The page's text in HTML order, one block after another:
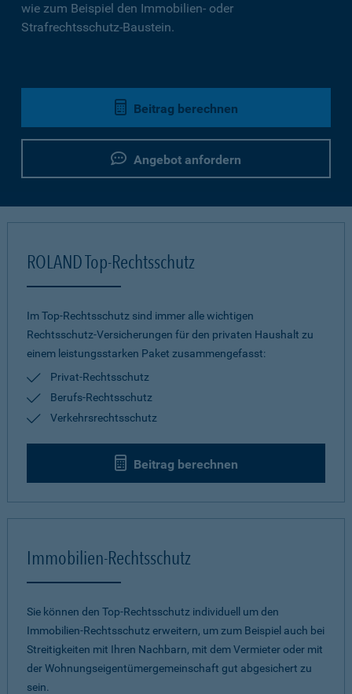
wie zum Beispiel den Immobilien- oder
Strafrechtsschutz-Baustein.
Beitrag berechnen
Angebot anfordern
ROLAND Top-Rechtsschutz
Im Top-Rechtsschutz sind immer alle wichtigen
Rechtsschutz-Versicherungen für den privaten Haushalt zu
einem leistungsstarken Paket zusammengefasst:
Privat-Rechtsschutz
Berufs-Rechtsschutz
Verkehrsrechtsschutz
Beitrag berechnen
Immobilien-Rechtsschutz
Sie können den Top-Rechtsschutz individuell um den
Immobilien-Rechtsschutz erweitern, um zum Beispiel auch bei
Streitigkeiten mit Ihren Nachbarn, mit dem Vermieter oder mit
der Wohnungseigentümergemeinschaft gut abgesichert zu
sein.